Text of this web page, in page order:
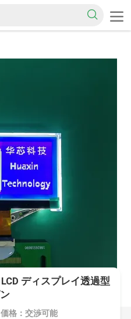
ディスプレイ透過型
価格：交渉可能